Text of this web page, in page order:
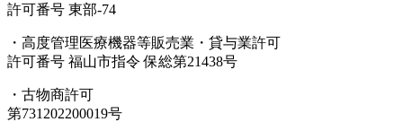
許可番号 東部-74
・高度管理医療機器等販売業・貸与業許可
許可番号 福山市指令 保総第21438号
・古物商許可
第731202200019号